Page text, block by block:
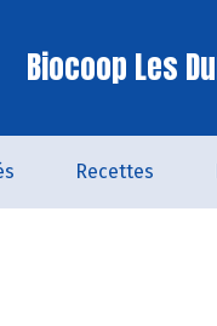
Biocoop Les
Recettes